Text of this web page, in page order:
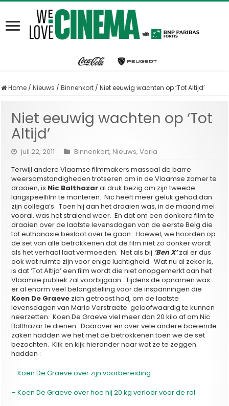
Home / Nieuws / Binnenkort / Niet eeuwig wachten op ‘Tot Altijd’
Niet eeuwig wachten op ‘Tot
Altijd’
juli 22, 2011 Binnenkort, Nieuws,Varia
Terwijl andere Vlaamse filmmakers massaal de barre
weersomstandigheden trotseren om in de Vlaamse zomer te
draaien, is Nic Balthazaral druk bezig om zijn tweede
langspeelfilm te monteren. Nic heeft meer geluk gehad dan
zijn collega’s. Toen hij aan het draaien was, in de maand mei
vooral, was het stralend weer. En dat om een donkere film te
draaien over de laatste levensdagen van de eerste Belg die
tot euthanasie besloot over te gaan. Hoewel, we hoorden op
de set van alle betrokkenen dat de film niet zo donker wordt
als het verhaal laat vermoeden. Net als bij ‘Ben X’zal er dus
ook wat ruimte zijn voor enige luchtigheid. Wat nu al zeker is,
is dat ‘Tot Altijd’ een film wordt die niet onopgemerkt aan het
Vlaamse publiek zal voorbijgaan. Tijdens de opnamen was
er al enorm veel belangstelling voor de inspanningen die
Koen De Graeve zich getroost had, om de laatste
levensdagen van Mario Verstraete geloofwaardig te kunnen
neerzetten. Koen De Graeve viel meer dan 20 kilo af om Nic
Balthazar te dienen. Daarover en over vele andere boeiende
zaken hadden we het met de betrokkenen toen we de set
bezochten. Klik en kijk hieronder naar wat ze te zeggen
hadden :
– Koen De Graeve over zijn voorbereiding
– Koen De Graeve over hoe hij 20 kg verloor voor de rol